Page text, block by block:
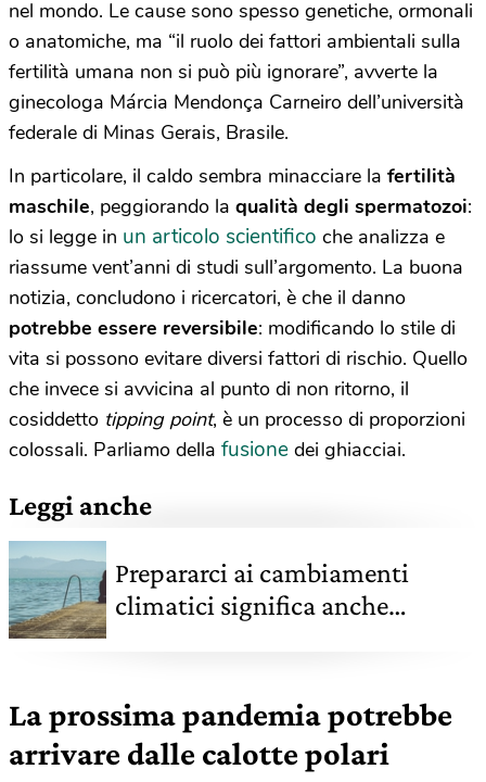
nel mondo. Le cause sono spesso genetiche, ormonali
o anatomiche, ma “il ruolo dei fattori ambientali sulla
fertilità umana non si può più ignorare”, avverte la
ginecologa Márcia Mendonça Carneiro dell’università
federale di Minas Gerais, Brasile.
In particolare, il caldo sembra minacciare la fertilità
maschile, peggiorando la qualità degli spermatozoi:
lo si legge in un articolo scientifico che analizza e
riassume vent’anni di studi sull’argomento. La buona
notizia, concludono i ricercatori, è che il danno
potrebbe essere reversibile: modificando lo stile di
vita si possono evitare diversi fattori di rischio. Quello
che invece si avvicina al punto di non ritorno, il
cosiddetto tipping point, è un processo di proporzioni
colossali. Parliamo della fusione dei ghiacciai.
Leggi anche
Prepararci ai cambiamenti
climatici significa anche
La prossima pandemia potrebbe
arrivare dalle calotte polari